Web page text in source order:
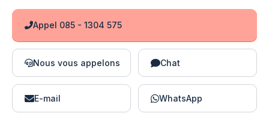
Appel 085 - 1304 575
Nous vous appelons Chat
E-mail WhatsApp